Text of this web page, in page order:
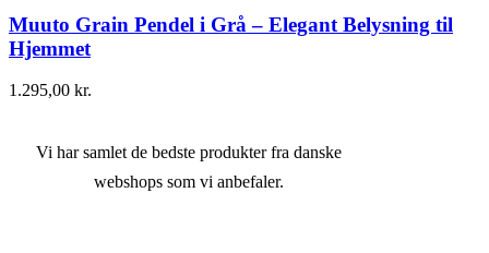
Muuto Grain Pendel i Grå – Elegant Belysning til
Hjemmet
1.295,00 kr.
Vi har samlet de bedste produkter fra danske
webshops som vi anbefaler.